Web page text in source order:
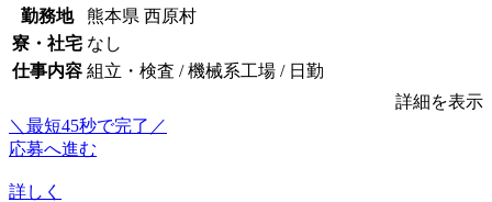
勤務地
熊本県 西原村
寮・社宅 なし
仕事内容 組立・検査 / 機械系工場 / 日勤
詳細を表示
＼最短45秒で完了／
応募へ進む
詳しく